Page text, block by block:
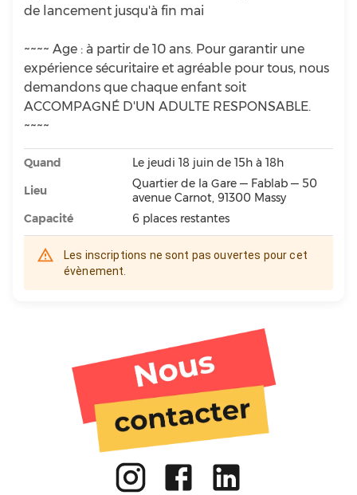
de lancement jusqu'à fin mai
~~~~ Age : à partir de 10 ans. Pour garantir une
expérience sécuritaire et agréable pour tous, nous
demandons que chaque enfant soit
ACCOMPAGNÉ D'UN ADULTE RESPONSABLE.
~~~~
Quand
Le jeudi 18 juin de 15h à 18h
Lieu
Quartier de la Gare — Fablab — 50
avenue Carnot, 91300 Massy
Capacité
6 places restantes
Les inscriptions ne sont pas ouvertes pour cet
évènement.
Tiers lieu
Ateliers
Gare aux enfants
Restaurant
FabLab
Réemploi
Formation
Cuisine partagée
Boutique
Massy